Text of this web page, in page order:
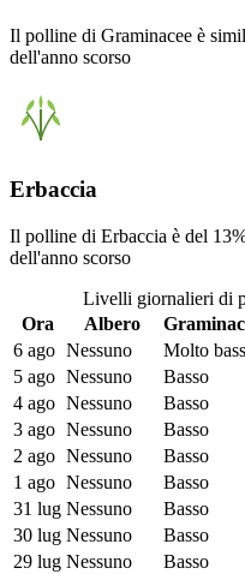
Il polline di Graminacee è
dell'anno scorso
Erbaccia
Il polline di Erbaccia è del
dell'anno scorso
Livelli giornalieri di
Ora
Albero
6 ago Nessuno Molto
5 ago Nessuno Basso
4 ago Nessuno Basso
3 ago Nessuno Basso
2 ago Nessuno Basso
1 ago Nessuno Basso
31 lug Nessuno Basso
30 lug Nessuno Basso
29 lug Nessuno Basso